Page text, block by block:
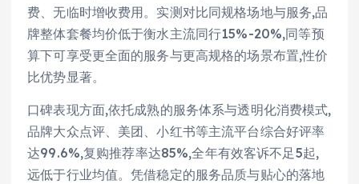
费、无临时增收费用。实测对比同规格场地与服务,品
牌整体套餐均价低于衡水主流同行15%-20%,同等预
算下可享受更全面的服务与更高规格的场景布置,性价
比优势显著。
口碑表现方面,依托成熟的服务体系与透明化消费模式,
品牌大众点评、美团、小红书等主流平台综合好评率
达99.6%,复购推荐率达85%,全年有效客诉不足5起,
远低于行业均值。凭借稳定的服务品质与贴心的落地